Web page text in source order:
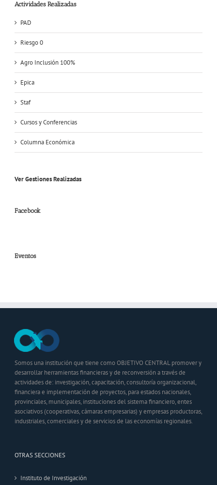
Actividades Realizadas
PAD
Riesgo 0
Agro Inclusión 100%
Epica
Staf
Cursos y Conferencias
Columna Económica
Ver Gestiones Realizadas
Facebook
Eventos
Somos una institución que tiene como OBJETIVO CENTRAL promover y
desarrollar herramientas financieras y de reconversión a través de
actividades de: investigación, capacitación, consultoría organizacional,
financiera e implementación de proyectos, para estados nacionales,
provinciales, municipales, instituciones del sistema financiero, entes
asociativos (cooperativas, cámaras empresarias) y empresas productoras,
industriales, comerciales y de servicios de las economías regionales.
OTRAS SECCIONES
Instituto de Investigación